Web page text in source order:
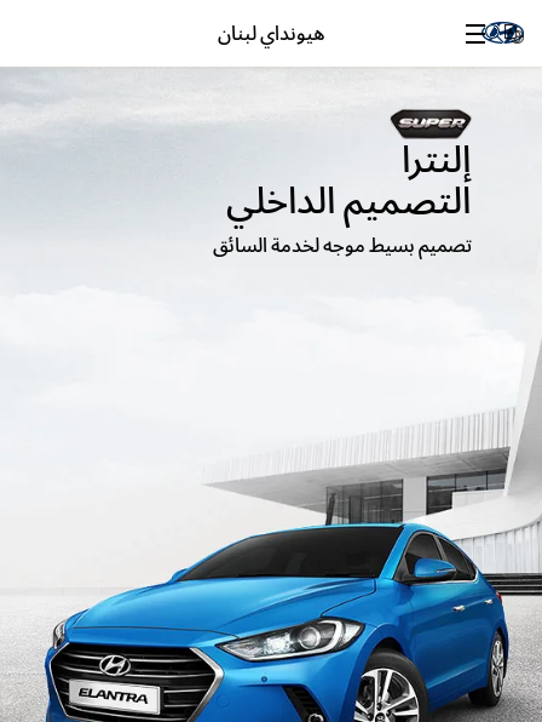
هيونداي لبنان
إلنترا
التصميم الداخلي
تصميم بسيط موجه لخدمة السائق